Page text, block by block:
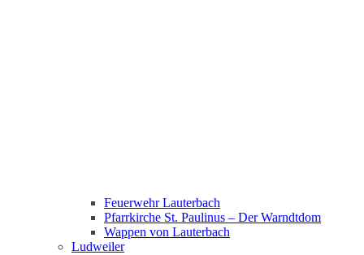
Feuerwehr Lauterbach
Pfarrkirche St. Paulinus – Der Warndtdom
Wappen von Lauterbach
Ludweiler